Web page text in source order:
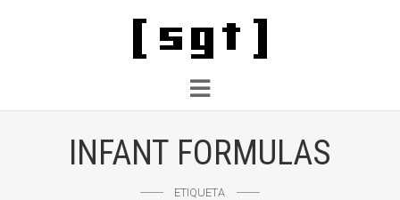
INFANT FORMULAS
ETIQUETA